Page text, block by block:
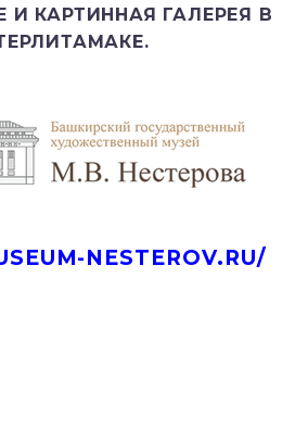
И КАРТИННАЯ ГАЛЕРЕЯ В
NESTEROV.RU/